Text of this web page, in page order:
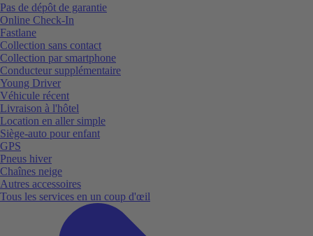
Pas de dépôt de garantie
Online Check-In
Fastlane
Collection sans contact
Collection par smartphone
Conducteur supplémentaire
Young Driver
Véhicule récent
Livraison à l'hôtel
Location en aller simple
Siège-auto pour enfant
GPS
Pneus hiver
Chaînes neige
Autres accessoires
Tous les services en un coup d'œil